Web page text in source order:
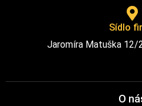
Sídlo
Jaromíra Matuška 12/
O